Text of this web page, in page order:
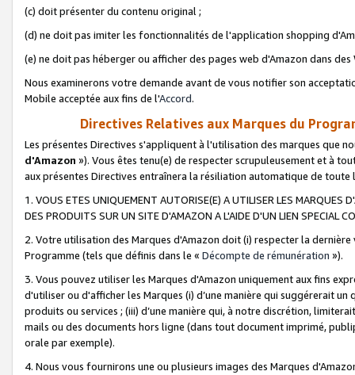
(c) doit présenter du contenu original ;
(d) ne doit pas imiter les fonctionnalités de l'application shopping
(e) ne doit pas héberger ou afficher des pages web d'Amazon dans
Nous examinerons votre demande avant de vous notifier son
Mobile acceptée aux fins de l'Accord.
Directives Relatives aux Marques du
Les présentes Directives s'appliquent à l'utilisation des marques que
d'Amazon »). Vous êtes tenu(e) de respecter scrupuleusement et à
aux présentes Directives entraînera la résiliation automatique de
1. VOUS ETES UNIQUEMENT AUTORISE(E) A UTILISER LES MARQUES
DES PRODUITS SUR UN SITE D'AMAZON A L'AIDE D'UN LIEN SPECIAL
2. Votre utilisation des Marques d'Amazon doit (i) respecter la
Programme (tels que définis dans le « Décompte de rémunération »).
3. Vous pouvez utiliser les Marques d'Amazon uniquement aux fins
d'utiliser ou d'afficher les Marques (i) d’une manière qui suggérerait
produits ou services ; (iii) d’une manière qui, à notre discrétion,
mails ou des documents hors ligne (dans tout document imprimé,
orale par exemple).
4. Nous vous fournirons une ou plusieurs images des Marques